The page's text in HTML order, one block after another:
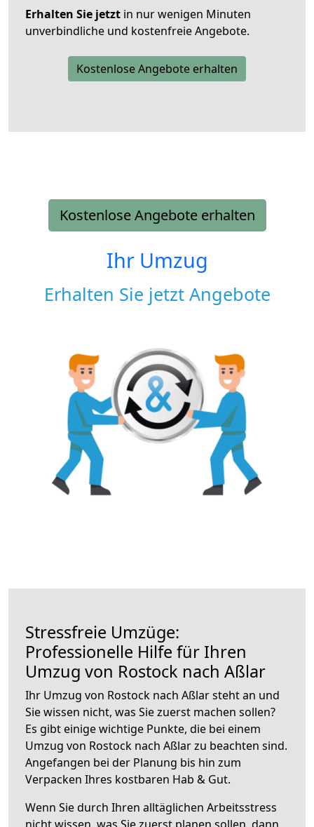
Erhalten Sie jetzt in nur wenigen Minuten
unverbindliche und kostenfreie Angebote.
Kostenlose Angebote erhalten
Kostenlose Angebote erhalten
Ihr Umzug
Erhalten Sie jetzt Angebote
Stressfreie Umzüge:
Professionelle Hilfe für Ihren
Umzug von Rostock nach Aßlar
Ihr Umzug von Rostock nach Aßlar steht an und
Sie wissen nicht, was Sie zuerst machen sollen?
Es gibt einige wichtige Punkte, die bei einem
Umzug von Rostock nach Aßlar zu beachten sind.
Angefangen bei der Planung bis hin zum
Verpacken Ihres kostbaren Hab & Gut.
Wenn Sie durch Ihren alltäglichen Arbeitsstress